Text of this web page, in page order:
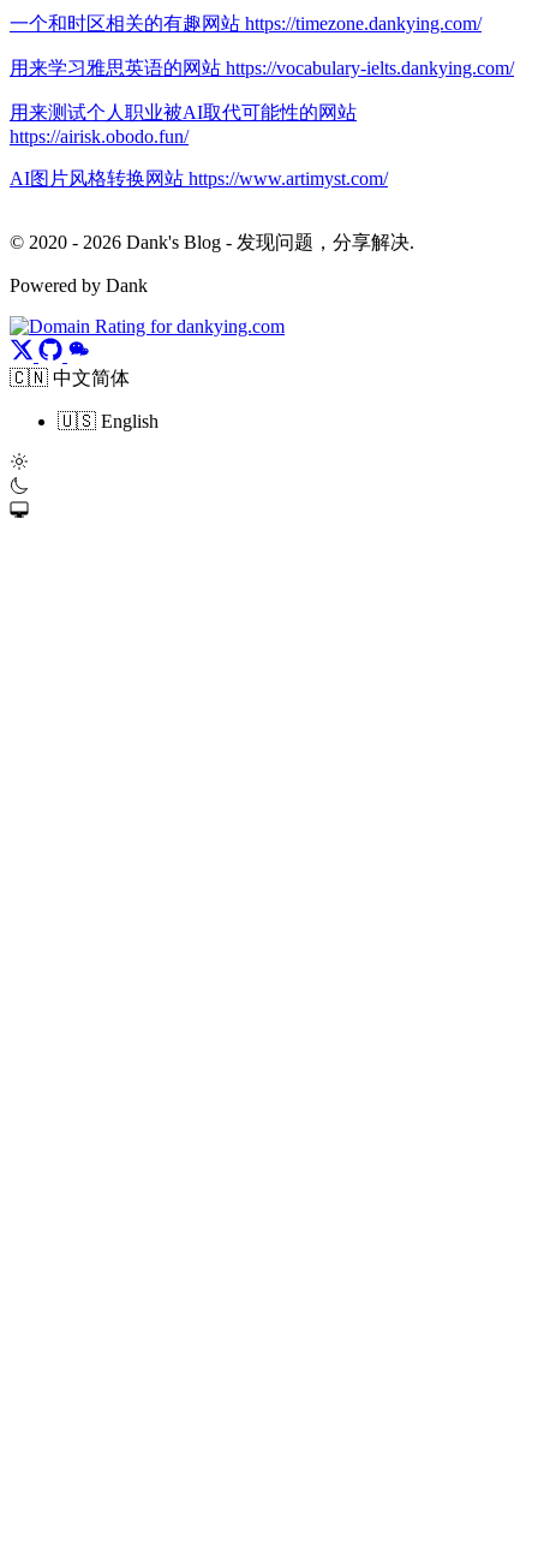
一个和时区相关的有趣网站 https://timezone.dankying.com/
用来学习雅思英语的网站 https://vocabulary-ielts.dankying.com/
用来测试个人职业被AI取代可能性的网站
https://airisk.obodo.fun/
AI图片风格转换网站 https://www.artimyst.com/
© 2020 - 2026 Dank's Blog - 发现问题，分享解决.
Powered by Dank
🇨🇳 中文简体
🇺🇸 English